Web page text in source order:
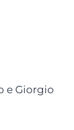
e Giorgio